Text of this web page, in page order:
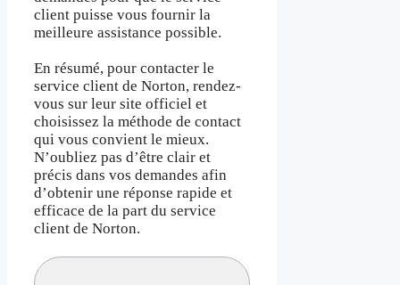
client puisse vous fournir la
meilleure assistance possible.
En résumé, pour contacter le
service client de Norton, rendez-
vous sur leur site officiel et
choisissez la méthode de contact
qui vous convient le mieux.
N’oubliez pas d’être clair et
précis dans vos demandes afin
d’obtenir une réponse rapide et
efficace de la part du service
client de Norton.